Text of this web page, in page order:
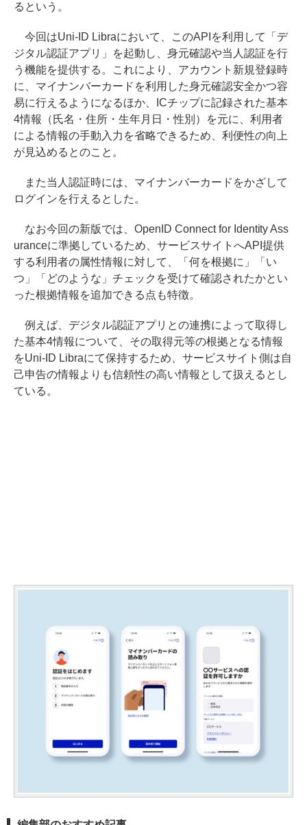
るという。
今回はUni-ID Libraにおいて、このAPIを利用して「デ
ジタル認証アプリ」を起動し、身元確認や当人認証を行
う機能を提供する。これにより、アカウント新規登録時
に、マイナンバーカードを利用した身元確認安全かつ容
易に行えるようになるほか、ICチップに記録された基本
4情報（氏名・住所・生年月日・性別）を元に、利用者
による情報の手動入力を省略できるため、利便性の向上
が見込めるとのこと。
また当人認証時には、マイナンバーカードをかざして
ログインを行えるとした。
なお今回の新版では、OpenID Connect for Identity Ass
uranceに準拠しているため、サービスサイトへAPI提供
する利用者の属性情報に対して、「何を根拠に」「い
つ」「どのような」チェックを受けて確認されたかとい
った根拠情報を追加できる点も特徴。
例えば、デジタル認証アプリとの連携によって取得し
た基本4情報について、その取得元等の根拠となる情報
をUni-ID Libraにて保持するため、サービスサイト側は自
己申告の情報よりも信頼性の高い情報として扱えるとし
ている。